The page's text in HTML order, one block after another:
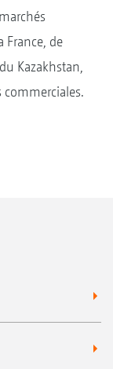
France, de
Kazakhstan,
commerciales.